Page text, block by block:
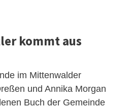
kommt aus
im Mittenwalder
und Annika Morgan
Buch der Gemeinde